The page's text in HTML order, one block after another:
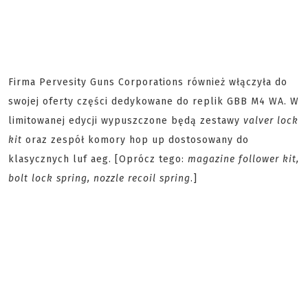
Firma Pervesity Guns Corporations również włączyła do
swojej oferty części dedykowane do replik GBB M4 WA. W
limitowanej edycji wypuszczone będą zestawy valver lock
kit oraz zespół komory hop up dostosowany do
klasycznych luf aeg. [Oprócz tego: magazine follower kit,
bolt lock spring, nozzle recoil spring.]